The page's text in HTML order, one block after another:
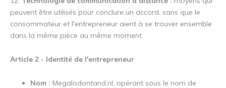
peuvent être utilisés pour conclure un accord, sans que le
consommateur et l'entrepreneur aient à se trouver ensemble
dans la même pièce au même moment.
Article 2 - Identité de l'entrepreneur
Nom : Megalodontand.nl, opérant sous le nom de